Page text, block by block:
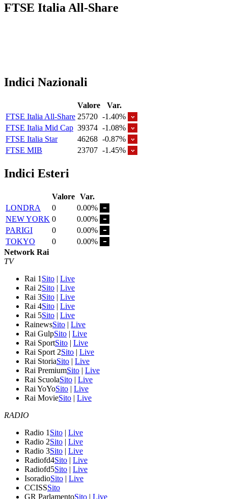
FTSE Italia All-Share
Indici Nazionali
Valore
Var.
FTSE Italia All-Share 25720 -1.40%
FTSE Italia Mid Cap 39374 -1.08%
FTSE Italia Star
46268 -0.87%
FTSE MIB
23707 -1.45%
Indici Esteri
Valore Var.
LONDRA
0
0.00%
NEW YORK 0
0.00%
PARIGI
0
0.00%
TOKYO
0
0.00%
Network Rai
TV
Rai 1 Sito | Live
Rai 2Sito | Live
Rai 3Sito | Live
Rai 4Sito | Live
Rai 5Sito | Live
RainewsSito | Live
Rai GulpSito | Live
Rai SportSito | Live
Rai Sport 2Sito | Live
Rai StoriaSito | Live
Rai PremiumSito | Live
Rai ScuolaSito | Live
Rai YoYoSito | Live
Rai MovieSito | Live
RADIO
Radio 1 Sito | Live
Radio 2Sito | Live
Radio 3Sito | Live
Radiofd4Sito | Live
Radiofd5Sito | Live
IsoradioSito | Live
CCISSSito
GR ParlamentoSito | Live